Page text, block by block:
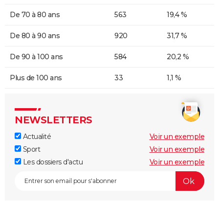
De 70 à 80 ans 563 19,4 %
De 80 à 90 ans 920 31,7 %
De 90 à 100 ans 584 20,2 %
Plus de 100 ans 33 1,1 %
NEWSLETTERS
Actualité
Voir un exemple
Sport
Voir un exemple
Les dossiers d'actu
Voir un exemple